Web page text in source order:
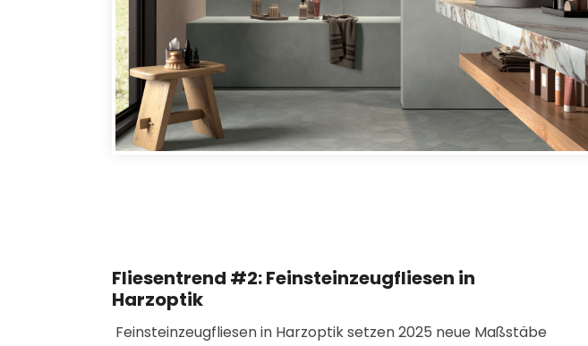
Fliesentrend #2: Feinsteinzeugfliesen in
Harzoptik
Feinsteinzeugfliesen in Harzoptik setzen 2025 neue Maßstäbe